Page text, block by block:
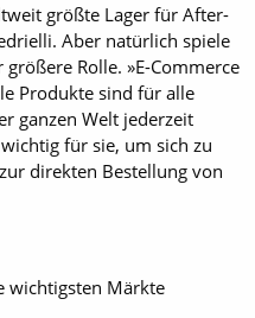
größte Lager für After-
Aber natürlich spiele
Rolle. »E-Commerce
Produkte sind für alle
ganzen Welt jederzeit
für sie, um sich zu
direkten Bestellung von
wichtigsten Märkte